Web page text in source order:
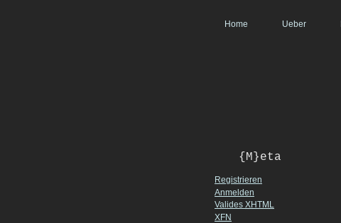
Home Ueber
{M}eta
Registrieren
Anmelden
Valides XHTML
XFN